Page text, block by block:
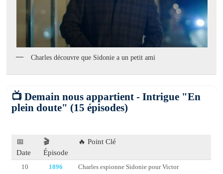
Charles découvre que Sidonie a un petit ami
📺 Demain nous appartient - Intrigue "En
plein doute" (15 épisodes)
📅
Date
🎬
Épisode
🔥 Point Clé
10
1896 Charles espionne Sidonie pour Victor